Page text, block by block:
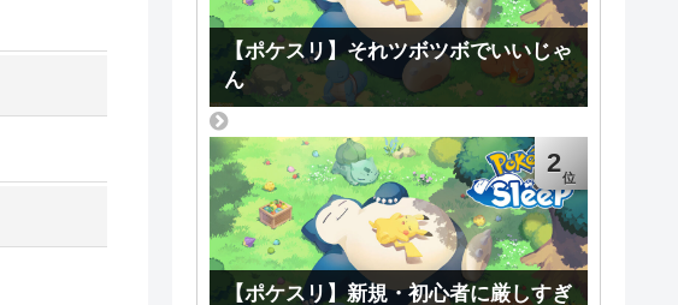
【ポケスリ】それツボツボでいいじゃ
ん
2
【ポケスリ】新規・初心者に厳しすぎ